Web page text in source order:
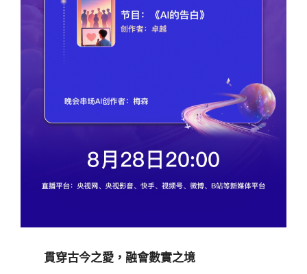
貫穿古今之愛，融會數實之境